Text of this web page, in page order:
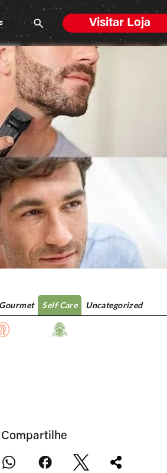
Visitar Loja
Self Care Uncategorized
Compartilhe